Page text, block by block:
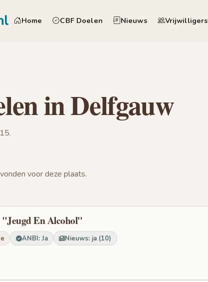
Home CBF Doelen Nieuws Vrijwilligers
in Delfgauw
voor deze plaats.
En Alcohol"
ANBI: Ja Nieuws: ja (10)